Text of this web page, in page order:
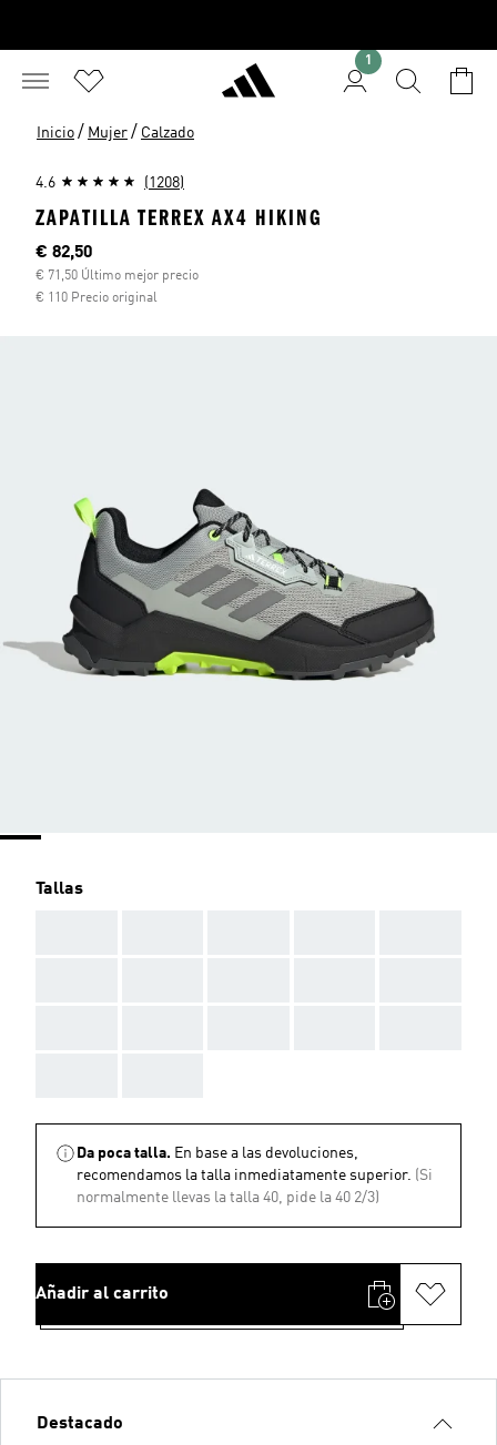
1
Inicio / Mujer / Calzado
4.6 (1208)
ZAPATILLA TERREX AX4 HIKING
Precio actual
€ 82,50
€ 71,50 Último mejor precio
€ 110 Precio original
Tallas
Da poca talla. En base a las devoluciones,
recomendamos la talla inmediatamente superior. (Si
normalmente llevas la talla 40, pide la 40 2/3)
Añadir al carrito
Destacado